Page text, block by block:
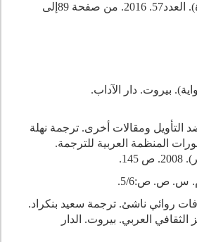
الدوحة(ظلال الذاكرة). العدد57. 2016. من صفحة 89إلى
بيروت. دار الآداب.
التأويل ومقالات أخرى. ترجمة نهلة
المنظمة العربية للترجمة.
روائي ناشئ. ترجمة سعيد بنكراد.
الثقافي العربي. بيروت. الدار